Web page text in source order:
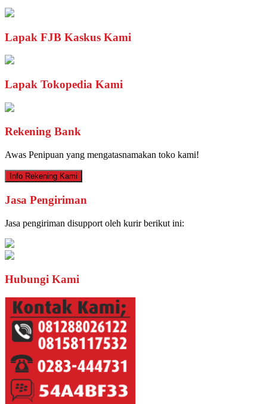
Lapak FJB Kaskus Kami
Lapak Tokopedia Kami
Rekening Bank
Awas Penipuan yang mengatasnamakan toko kami!
Info Rekening Kami
Jasa Pengiriman
Jasa pengiriman disupport oleh kurir berikut ini:
Hubungi Kami